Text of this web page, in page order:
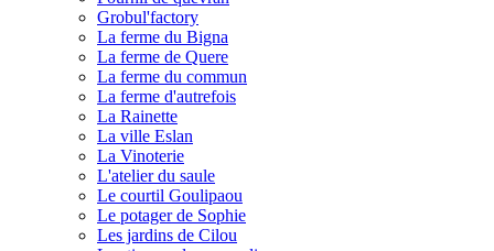
Grobul'factory
La ferme du Bigna
La ferme de Quere
La ferme du commun
La ferme d'autrefois
La Rainette
La ville Eslan
La Vinoterie
L'atelier du saule
Le courtil Goulipaou
Le potager de Sophie
Les jardins de Cilou